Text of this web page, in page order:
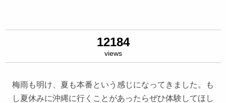
12184
views
梅雨も明け、夏も本番という感じになってきました。も
し夏休みに沖縄に行くことがあったらぜひ体験してほし